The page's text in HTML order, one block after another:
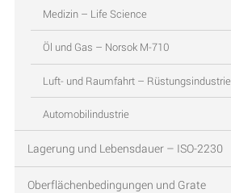
Medizin – Life Science
Öl und Gas – Norsok M-710
Luft- und Raumfahrt – Rüstungsindustrie
Automobilindustrie
Lagerung und Lebensdauer – ISO-2230
Oberflächenbedingungen und Grate